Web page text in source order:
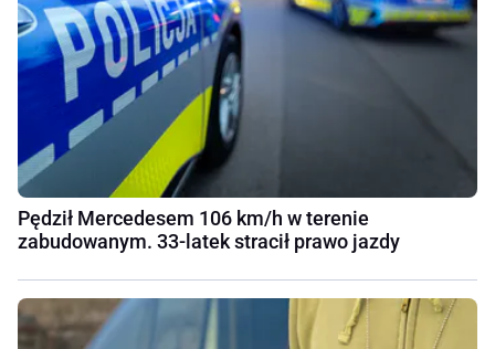
Pędził Mercedesem 106 km/h w terenie
zabudowanym. 33-latek stracił prawo jazdy